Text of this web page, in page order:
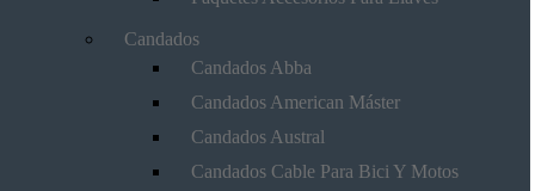
Candados
Candados Abba
Candados American Máster
Candados Austral
Candados Cable Para Bici Y Motos